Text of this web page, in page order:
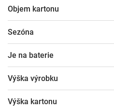
Objem kartonu
Sezóna
Je na baterie
Výška výrobku
Výška kartonu